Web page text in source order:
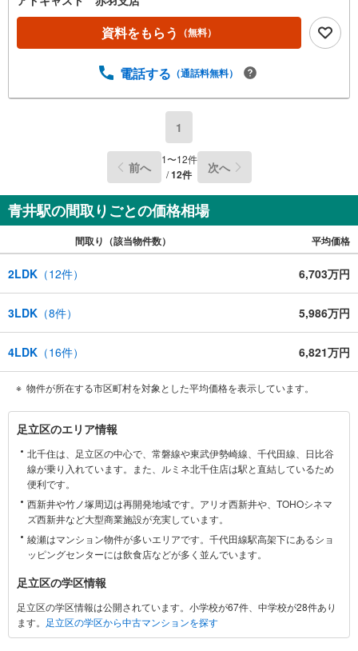
資料をもらう （無料）
電話する （通話料無料）
1
前へ 1〜12件
/12件 次へ
青井駅の間取りごとの価格相場
間取り（該当物件数） 平均価格
2LDK （12件） 6,703万円
3LDK （8件） 5,986万円
4LDK （16件） 6,821万円
物件が所在する市区町村を対象とした平均価格を表示しています。
足
立
区
に
関
す
情
足立区のエリア情報
北千住は、足立区の中心で、常磐線や東武伊勢崎線、千代田線、日比谷
線が乗り入れています。また、ルミネ北千住店は駅と直結しているため
便利です。
西新井や竹ノ塚周辺は再開発地域です。アリオ西新井や、TOHOシネマ
ズ西新井など大型商業施設が充実しています。
綾瀬はマンション物件が多いエリアです。千代田線駅高架下にあるショ
ッピングセンターには飲食店などが多く並んでいます。
足立区の学区情報
足立区の学区情報は公開されています。小学校が67件、中学校が28件あり
ます。
足立区の学区から中古マンションを探す